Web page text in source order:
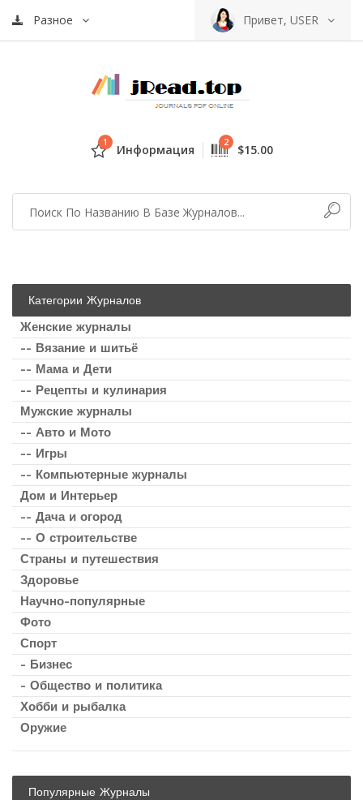
Разное Привет, USER
1 Информация 2 $15.00
Категории Журналов
Женские журналы
-- Вязание и шитьё
-- Мама и Дети
-- Рецепты и кулинария
Мужские журналы
-- Авто и Мото
-- Игры
-- Компьютерные журналы
Дом и Интерьер
-- Дача и огород
-- О строительстве
Страны и путешествия
Здоровье
Научно-популярные
Фото
Спорт
- Бизнес
- Общество и политика
Хобби и рыбалка
Оружие
Популярные Журналы